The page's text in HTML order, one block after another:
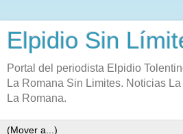
Elpidio Sin
Portal del periodista Elpidio
La Romana Sin Limites. Noticias
La Romana.